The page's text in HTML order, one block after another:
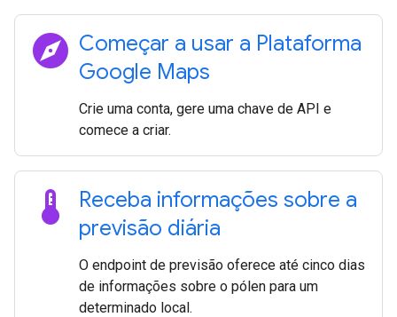
explore Começar a usar a Plataforma
Google Maps
Crie uma conta, gere uma chave de API e
comece a criar.
thermostat
Receba informações sobre a
previsão diária
O endpoint de previsão oferece até cinco dias
de informações sobre o pólen para um
determinado local.